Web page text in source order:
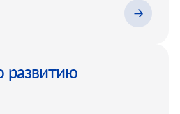
развитию